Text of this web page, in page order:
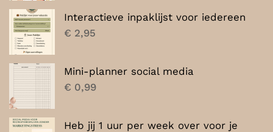
Interactieve inpaklijst voor iedereen
€ 2,95
Mini-planner social media
€ 0,99
Heb jij 1 uur per week over voor je